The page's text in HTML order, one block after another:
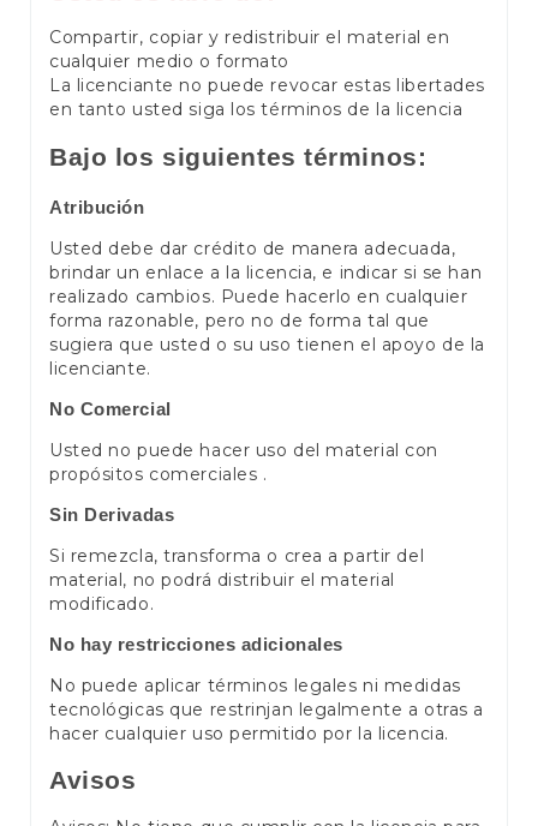
Compartir, copiar y redistribuir el material en
cualquier medio o formato
La licenciante no puede revocar estas libertades
en tanto usted siga los términos de la licencia
Bajo los siguientes términos:
Atribución
Usted debe dar crédito de manera adecuada,
brindar un enlace a la licencia, e indicar si se han
realizado cambios. Puede hacerlo en cualquier
forma razonable, pero no de forma tal que
sugiera que usted o su uso tienen el apoyo de la
licenciante.
No Comercial
Usted no puede hacer uso del material con
propósitos comerciales .
Sin Derivadas
Si remezcla, transforma o crea a partir del
material, no podrá distribuir el material
modificado.
No hay restricciones adicionales
No puede aplicar términos legales ni medidas
tecnológicas que restrinjan legalmente a otras a
hacer cualquier uso permitido por la licencia.
Avisos